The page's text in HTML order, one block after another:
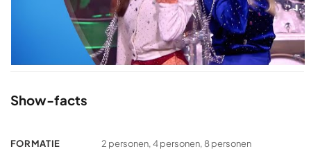
Show-facts
FORMATIE 2 personen, 4 personen, 8 personen